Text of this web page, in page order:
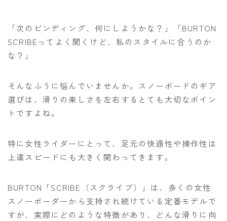
YONEX
BENT METAL
BURTON
FIX
FLOW
NIDECKER
「次のビンディング、何にしようかな？」「BURTON
SCRIBEってよく聞くけど、私のスタイルに合うのか
な？」
そんなふうに悩んでいませんか。スノーボードのギア
選びは、滑りの楽しさを左右するとても大切なポイン
トですよね。
特に女性ライダーにとって、足元の快適性や操作性は
上達スピードにも大きく関わってきます。
BURTON「SCRIBE（スクライブ）」は、多くの女性
スノーボーダーから支持され続けている定番モデルで
すが、実際にどのような特徴があり、どんな滑りに向